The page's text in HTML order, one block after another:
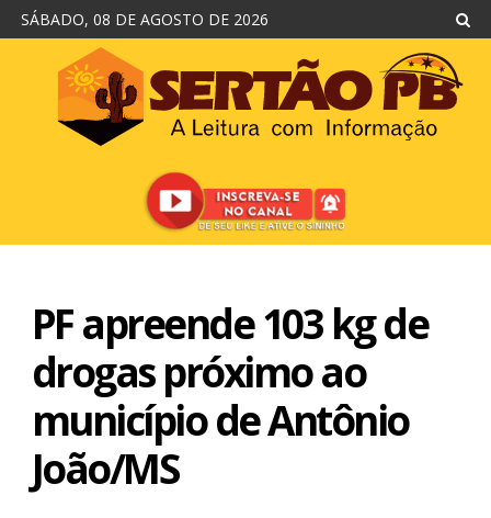
SÁBADO, 08 DE AGOSTO DE 2026
PF apreende 103 kg de
drogas próximo ao
município de Antônio
João/MS